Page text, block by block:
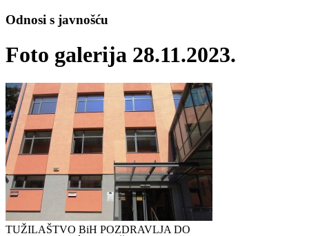
Odnosi s javnošću
Foto galerija 28.11.2023.
TUŽILAŠTVO BiH POZDRAVLJA DO